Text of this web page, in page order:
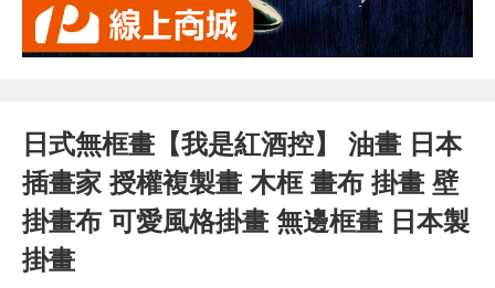
日式無框畫【我是紅酒控】 油畫 日本
插畫家 授權複製畫 木框 畫布 掛畫 壁
掛畫布 可愛風格掛畫 無邊框畫 日本製
掛畫